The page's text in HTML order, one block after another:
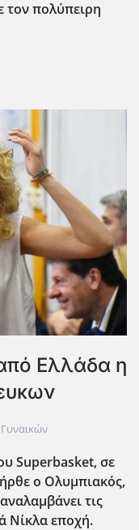
τον πολύπειρη
Ελλάδα η
Superbasket, σε
ο Ολυμπιακός,
τις
Νίκλα εποχή.